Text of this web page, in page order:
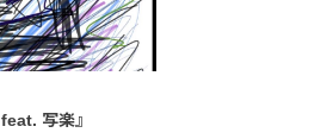
写楽』